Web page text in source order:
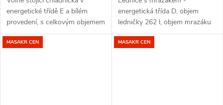
energetické třídě E a bílém
provedení, s celkovým objemem
117 l. Candy CDH1S313EW
disponuje statickým chlazením.
energetická třída D, objem
ledničky 262 l, objem mrazáku
71 l, 4 police, panty vpravo,
LED osvětlení, statické chlazení,
MASAKR CEN MASAKR CEN